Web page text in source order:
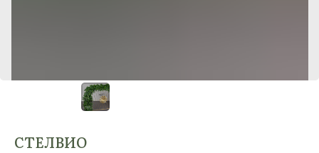
СТЕЛВИО